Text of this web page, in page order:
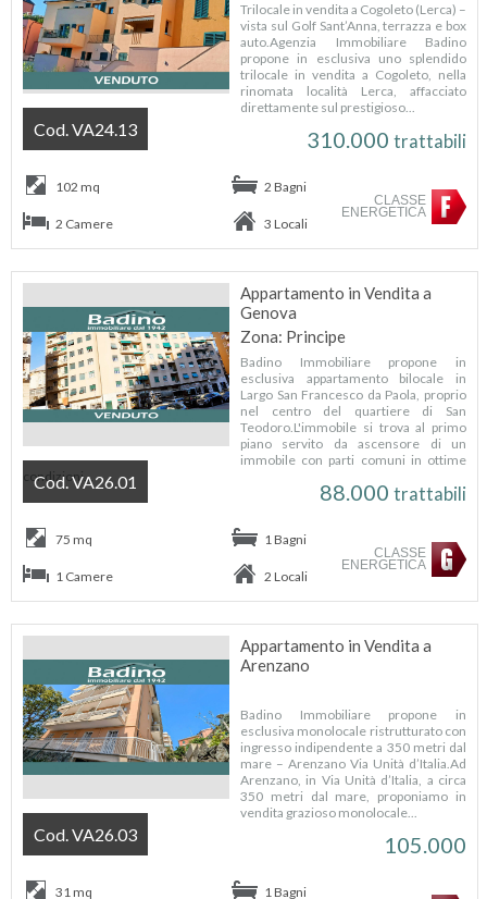
Trilocale in vendita a Cogoleto (Lerca) –
vista sul Golf Sant’Anna, terrazza e box
auto.Agenzia Immobiliare Badino
propone in esclusiva uno splendido
trilocale in vendita a Cogoleto, nella
rinomata località Lerca, affacciato
direttamente sul prestigioso...
310.000 trattabili
Cod. VA24.13
102 mq 2 Bagni
2 Camere 3 Locali
CLASSE
ENERGETICA
Appartamento in Vendita a
Genova
Zona: Principe
Badino Immobiliare propone in
esclusiva appartamento bilocale in
Largo San Francesco da Paola, proprio
nel centro del quartiere di San
Teodoro.L'immobile si trova al primo
piano servito da ascensore di un
immobile con parti comuni in ottime
condizioni...
88.000 trattabili
Cod. VA26.01
75 mq 1 Bagni
1 Camere 2 Locali
CLASSE
ENERGETICA
Appartamento in Vendita a
Arenzano
Badino Immobiliare propone in
esclusiva monolocale ristrutturato con
ingresso indipendente a 350 metri dal
mare – Arenzano Via Unità d’Italia.Ad
Arenzano, in Via Unità d’Italia, a circa
350 metri dal mare, proponiamo in
vendita grazioso monolocale...
105.000
Cod. VA26.03
31 mq 1 Bagni